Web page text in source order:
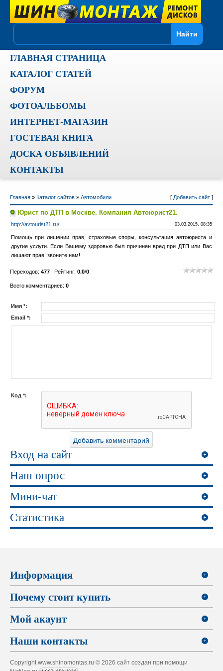
ГЛАВНАЯ СТРАНИЦА
КАТАЛОГ СТАТЕЙ
ФОРУМ
ФОТОАЛЬБОМЫ
ИНТЕРНЕТ-МАГАЗИН
ГОСТЕВАЯ КНИГА
ДОСКА ОБЪЯВЛЕНИЙ
КОНТАКТЫ
Главная» Каталог сайтов» Автомобили [ Добавить сайт]
Юрист по ДТП в Москве. Компания Автоюрист21.
http://avtourist21.ru/ 03.03.2015, 08:35
Помощь при лишении прав, страховые споры, консультация автоюриста и
другие услуги. Если Вашему здоровью был причинен вред при ДТП или Вас
лишают прав, звоните нам!
Переходов: 477| Рейтинг: 0.0/0
Всего комментариев: 0
Имя *:
Email *:
Код *:
Вход на сайт
Наш опрос
Мини-чат
Статистика
Информация
Почему стоит купить
Мой акаунт
Наши контакты
Copyright www.shinomontas.ru © 2026 сайт создан при помощи